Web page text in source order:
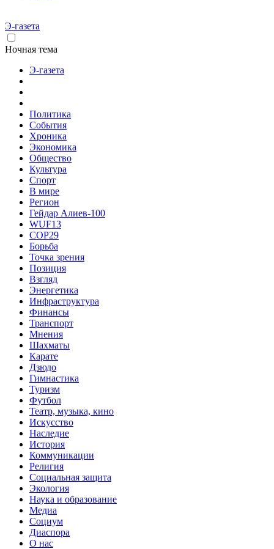
Э-газета
Ночная тема
Э-газета
Политика
События
Хроника
Экономика
Общество
Культура
Спорт
В мире
Регион
Гейдар Алиев-100
WUF13
COP29
Борьба
Точка зрения
Позиция
Взгляд
Энергетика
Инфраструктура
Финансы
Транспорт
Мнения
Шахматы
Карате
Дзюдо
Гимнастика
Туризм
Футбол
Театр, музыка, кино
Искусство
Наследие
История
Коммуникации
Религия
Социальная защита
Экология
Наука и образование
Медиа
Социум
Диаспора
О нас